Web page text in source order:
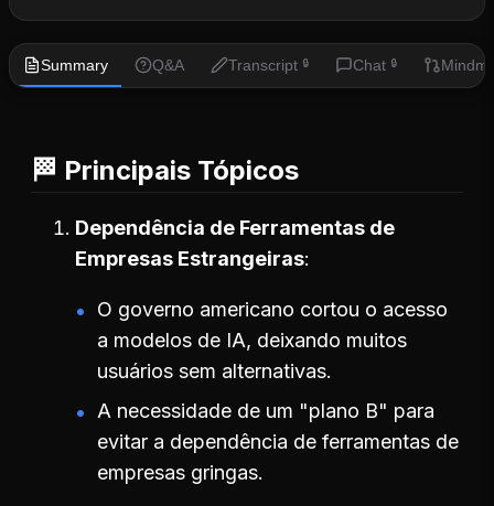
Summary Q&A Transcript 🔒 Chat 🔒
🏁 Principais Tópicos
Dependência de Ferramentas de
Empresas Estrangeiras
O governo americano cortou o acesso
a modelos de IA, deixando muitos
usuários sem alternativas.
A necessidade de um "plano B" para
evitar a dependência de ferramentas de
empresas gringas.